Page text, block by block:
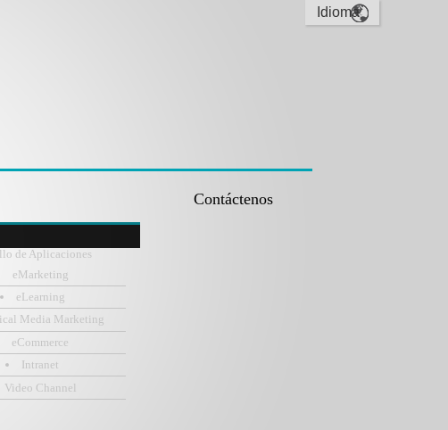
de Aplicaciones
eMarketing
eLearning
Media Marketing
eCommerce
Intranet
Video Channel
Contáctenos